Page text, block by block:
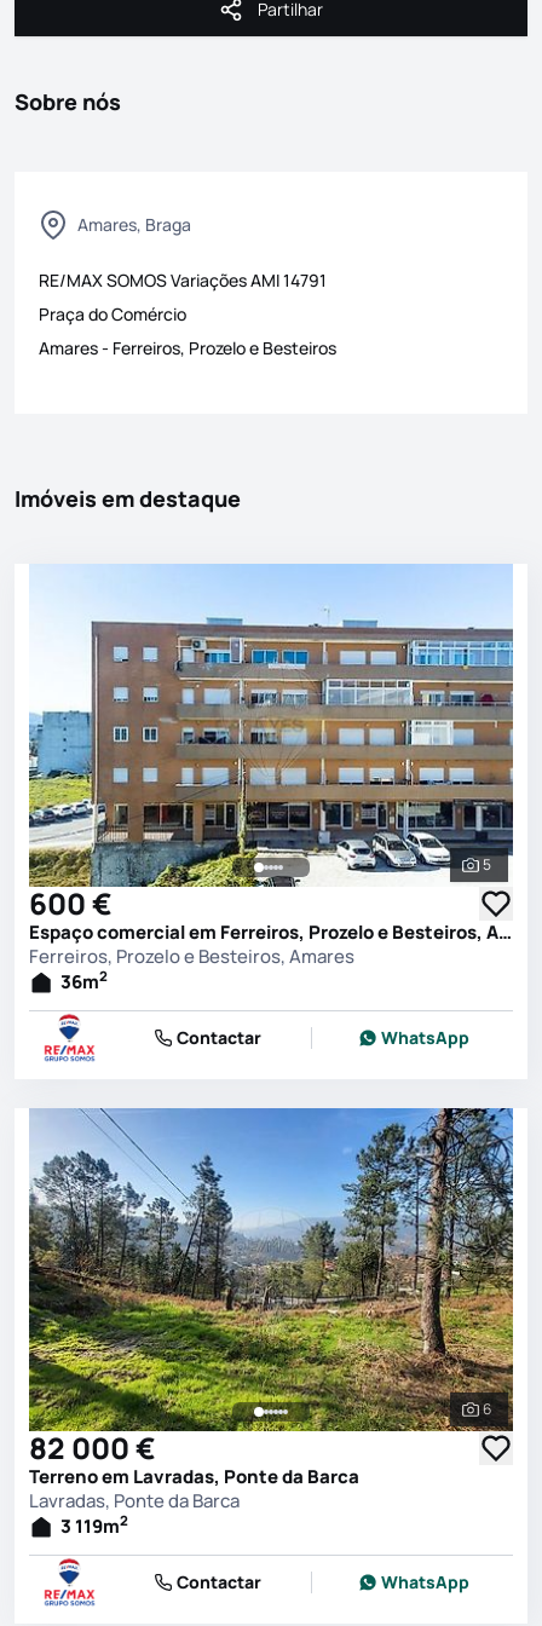
Partilhar
Partilhar
Sobre nós
Amares, Braga
RE/MAX SOMOS VariaçõesAMI14791
Praça do Comércio
Amares- Ferreiros, Prozelo e Besteiros
Imóveis em destaque
Ver
5
600 €
Espaço comercial em Ferreiros, Prozelo e Besteiros, Amares
Ferreiros, Prozelo e Besteiros, Amares
36m2
Contactar WhatsApp
Ver
6
82 000 €
Terreno em Lavradas, Ponte da Barca
Lavradas, Ponte da Barca
3 119m2
Contactar WhatsApp